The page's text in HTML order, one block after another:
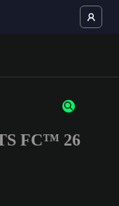
or numbers
FC™ 26